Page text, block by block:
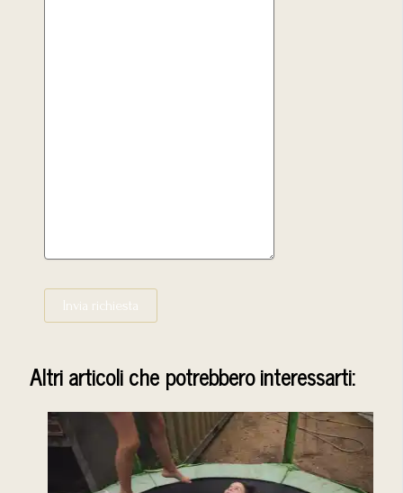
Invia richiesta
Altri articoli che potrebbero interessarti: